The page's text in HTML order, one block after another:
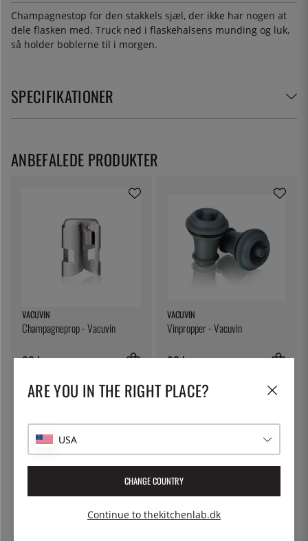
Champagnestop for den stakkels sjæl, der ikke har nogen at
dele flasken med. Truck ned i flaskehalsens munding og luk,
så holder boblerne til i morgen.
SPECIFIKATIONER
VACUVIN
Champagneprop - Vacuvin
99 kr.
VACUVIN
Vinpropper - Vacuvin
92 kr.
JONAS OF SWEDEN
ANBEFALEDE PRODUKTER
ARE YOU IN THE RIGHT PLACE?
USA
CHANGE COUNTRY
Continue to thekitchenlab.dk